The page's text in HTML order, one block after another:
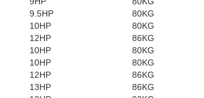
9.5HP
80KG
10HP
80KG
12HP
86KG
10HP
80KG
10HP
80KG
12HP
86KG
13HP
86KG